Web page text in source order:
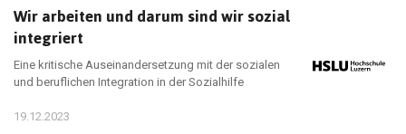
Wir arbeiten und darum sind wir sozial
integriert
Eine kritische Auseinandersetzung mit der sozialen
und beruflichen Integration in der Sozialhilfe
19.12.2023